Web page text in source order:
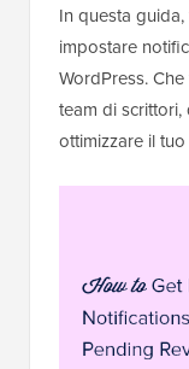
In questa
impostare
WordPress.
team di
ottimizzare il